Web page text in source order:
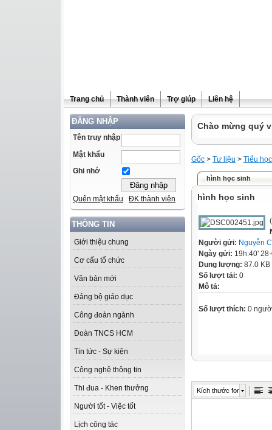
Trang chủ Thành viên Trợ giúp Liên hệ
ĐĂNG NHẬP
Tên truy nhập
Mật khẩu
Ghi nhớ
Quên mật khẩu ĐK thành viên
THÔNG TIN
Giới thiệu chung
Cơ cấu tổ chức
Văn bản mới
Đảng bộ giáo dục
Công đoàn ngành
Đoàn TNCS HCM
Tin tức - Sự kiện
Công nghệ thông tin
Thi đua - Khen thưởng
Người tốt - Việc tốt
Lịch công tác
Chào mừng quý
Gốc > Tư liệu > Tiểu học
hình học sinh
hình học sinh
(
Người gửi: Nguyễn
Ngày gửi: 19h:40'
Dung lượng: 87.0 KB
Số lượt tải: 0
Mô tả:
Số lượt thích: 0
Kích thước font